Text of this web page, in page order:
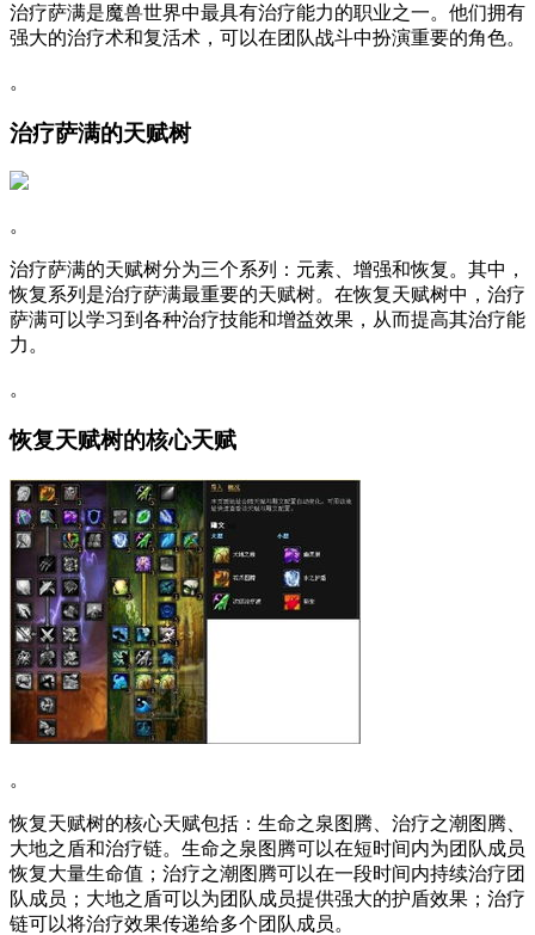
治疗萨满是魔兽世界中最具有治疗能力的职业之一。他们拥有
强大的治疗术和复活术，可以在团队战斗中扮演重要的角色。
。
治疗萨满的天赋树
。
治疗萨满的天赋树分为三个系列：元素、增强和恢复。其中，
恢复系列是治疗萨满最重要的天赋树。在恢复天赋树中，治疗
萨满可以学习到各种治疗技能和增益效果，从而提高其治疗能
力。
。
恢复天赋树的核心天赋
。
恢复天赋树的核心天赋包括：生命之泉图腾、治疗之潮图腾、
大地之盾和治疗链。生命之泉图腾可以在短时间内为团队成员
恢复大量生命值；治疗之潮图腾可以在一段时间内持续治疗团
队成员；大地之盾可以为团队成员提供强大的护盾效果；治疗
链可以将治疗效果传递给多个团队成员。